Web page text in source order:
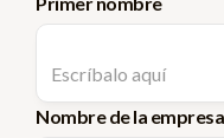
Nombre de la empresa